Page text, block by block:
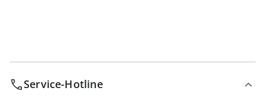
Service-Hotline